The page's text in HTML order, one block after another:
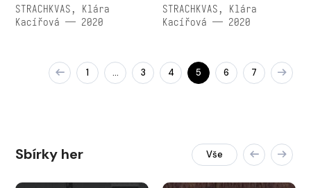
STRACHKVAS, Klára
Kacířová — 2020
STRACHKVAS, Klára
Kacířová — 2020
1 … 3 4 5 6 7
Sbírky her Vše